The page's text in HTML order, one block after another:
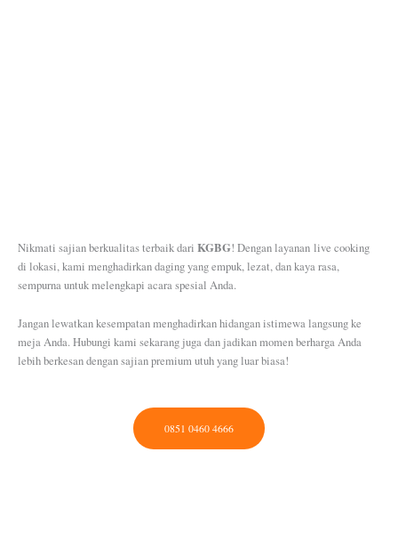
Nikmati sajian berkualitas terbaik dari KGBG! Dengan layanan live cooking
di lokasi, kami menghadirkan daging yang empuk, lezat, dan kaya rasa,
sempurna untuk melengkapi acara spesial Anda.
Jangan lewatkan kesempatan menghadirkan hidangan istimewa langsung ke
meja Anda. Hubungi kami sekarang juga dan jadikan momen berharga Anda
lebih berkesan dengan sajian premium utuh yang luar biasa!
0851 0460 4666